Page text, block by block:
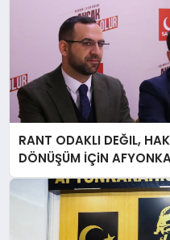
RANT ODAKLI DEĞIL,
DÖNÜŞÜM İÇiN